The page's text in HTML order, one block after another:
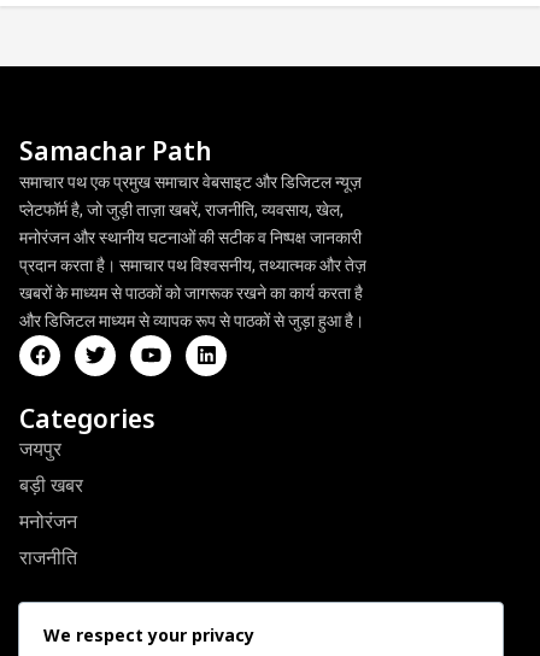
Samachar Path
समाचार पथ एक प्रमुख समाचार वेबसाइट और डिजिटल न्यूज़
प्लेटफॉर्म है, जो जुड़ी ताज़ा खबरें, राजनीति, व्यवसाय, खेल,
मनोरंजन और स्थानीय घटनाओं की सटीक व निष्पक्ष जानकारी
प्रदान करता है। समाचार पथ विश्वसनीय, तथ्यात्मक और तेज़
खबरों के माध्यम से पाठकों को जागरूक रखने का कार्य करता है
और डिजिटल माध्यम से व्यापक रूप से पाठकों से जुड़ा हुआ है।
Categories
जयपुर
बड़ी खबर
मनोरंजन
राजनीति
Quick Link
About Us
We respect your privacy